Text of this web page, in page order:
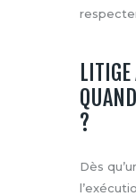
LITIGE
?
Dès